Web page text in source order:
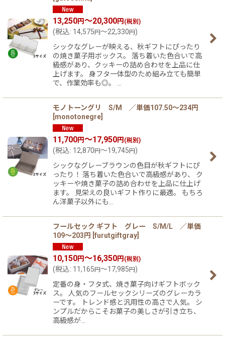
13,250円～20,300円 (税別)
(税込: 14,575 円 ～22,330 円 )
シックなグレーが映える、秋ギフトにぴったり
の焼き菓子用ボックス。 落ち着いた色合いで高
級感があり、クッキーの詰め合わせを上品に仕
上げます。 身フタ一体型のため組み立ても簡単
で、作業効率も◎。 …
モノトーングリ S/M ／単価107.50〜234円
monotonegre
11,700円～17,950円 (税別)
(税込: 12,870円～19,745円)
シックなグレーブラウンの色目が秋ギフトにぴ
ったり！ 落ち着いた色合いで高級感があり、 ク
ッキーや焼き菓子の詰め合わせを上品に仕上げ
ます。 見栄えの良いギフト作りに最適。 もちろ
ん洋菓子以外にも…
フールセック ギフト グレー S/M/L ／単価
109〜203円 furutgiftgray
10,150円～16,350円(税別)
(税込: 11,165円～17,985円)
定番の身・フタ式、焼き菓子向けギフトボック
ス。 人気のフールセックシリーズのグレーカラ
ーです。 トレンド感と汎用性の高さで人気。 シ
ンプルだからこそお菓子の美しさが引き立ち、
高級感が…